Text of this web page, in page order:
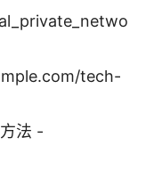
tech-
法 -